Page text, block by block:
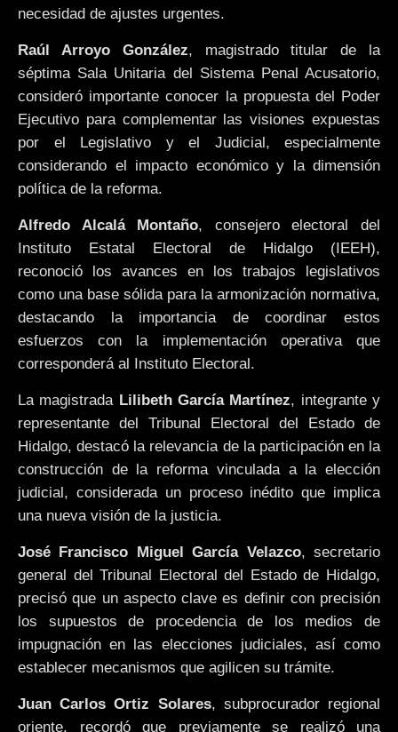
necesidad de ajustes urgentes.
Raúl Arroyo González, magistrado titular de la
séptima Sala Unitaria del Sistema Penal Acusatorio,
consideró importante conocer la propuesta del Poder
Ejecutivo para complementar las visiones expuestas
por el Legislativo y el Judicial, especialmente
considerando el impacto económico y la dimensión
política de la reforma.
Alfredo Alcalá Montaño, consejero electoral del
Instituto Estatal Electoral de Hidalgo (IEEH),
reconoció los avances en los trabajos legislativos
como una base sólida para la armonización normativa,
destacando la importancia de coordinar estos
esfuerzos con la implementación operativa que
corresponderá al Instituto Electoral.
La magistrada Lilibeth García Martínez, integrante y
representante del Tribunal Electoral del Estado de
Hidalgo, destacó la relevancia de la participación en la
construcción de la reforma vinculada a la elección
judicial, considerada un proceso inédito que implica
una nueva visión de la justicia.
José Francisco Miguel García Velazco, secretario
general del Tribunal Electoral del Estado de Hidalgo,
precisó que un aspecto clave es definir con precisión
los supuestos de procedencia de los medios de
impugnación en las elecciones judiciales, así como
establecer mecanismos que agilicen su trámite.
Juan Carlos Ortiz Solares, subprocurador regional
oriente, recordó que previamente se realizó una